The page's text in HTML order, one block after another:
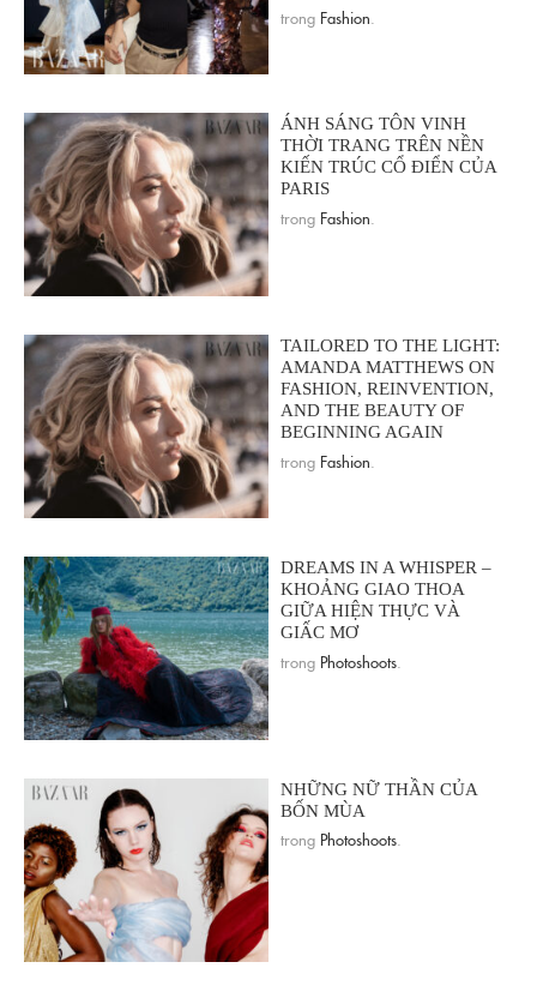
trong Fashion
ÁNH SÁNG TÔN VINH
THỜI TRANG TRÊN NỀN
KIẾN TRÚC CỔ ĐIỂN CỦA
PARIS
trong Fashion
TAILORED TO THE LIGHT:
AMANDA MATTHEWS ON
FASHION, REINVENTION,
AND THE BEAUTY OF
BEGINNING AGAIN
trong Fashion
DREAMS IN A WHISPER –
KHOẢNG GIAO THOA
GIỮA HIỆN THỰC VÀ
GIẤC MƠ
trong Photoshoots
NHỮNG NỮ THẦN CỦA
BỐN MÙA
trong Photoshoots